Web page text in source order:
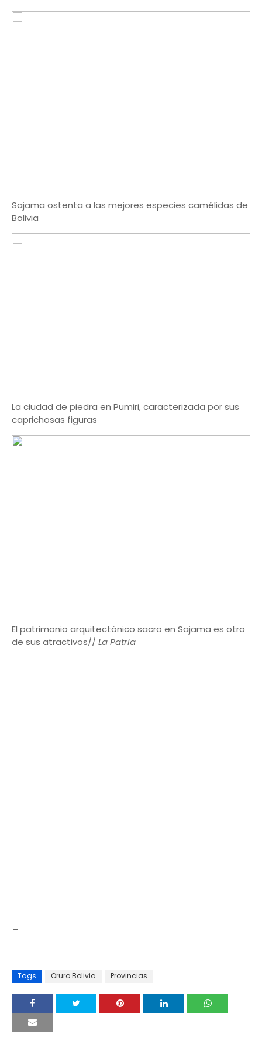
Sajama ostenta a las mejores especies camélidas de
Bolivia
La ciudad de piedra en Pumiri, caracterizada por sus
caprichosas figuras
El patrimonio arquitectónico sacro en Sajama es otro
de sus atractivos// La Patria
Tags Oruro Bolivia Provincias